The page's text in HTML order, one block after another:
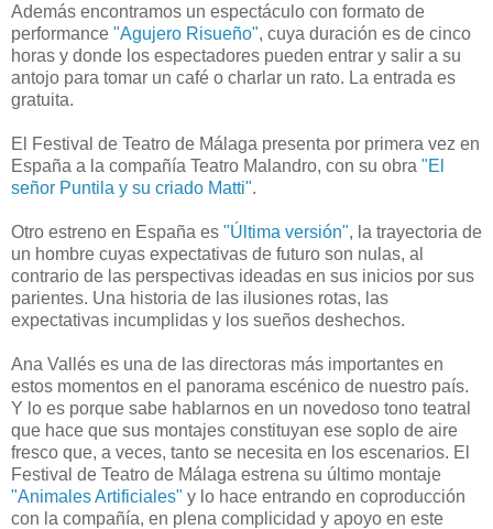
Además encontramos un espectáculo con formato de
performance "Agujero Risueño", cuya duración es de cinco
horas y donde los espectadores pueden entrar y salir a su
antojo para tomar un café o charlar un rato. La entrada es
gratuita.
El Festival de Teatro de Málaga presenta por primera vez en
España a la compañía Teatro Malandro, con su obra "El
señor Puntila y su criado Matti".
Otro estreno en España es "Última versión", la trayectoria de
un hombre cuyas expectativas de futuro son nulas, al
contrario de las perspectivas ideadas en sus inicios por sus
parientes. Una historia de las ilusiones rotas, las
expectativas incumplidas y los sueños deshechos.
Ana Vallés es una de las directoras más importantes en
estos momentos en el panorama escénico de nuestro país.
Y lo es porque sabe hablarnos en un novedoso tono teatral
que hace que sus montajes constituyan ese soplo de aire
fresco que, a veces, tanto se necesita en los escenarios. El
Festival de Teatro de Málaga estrena su último montaje
"Animales Artificiales" y lo hace entrando en coproducción
con la compañía, en plena complicidad y apoyo en este